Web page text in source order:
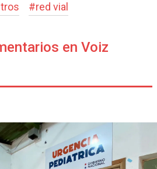
#red vial
en Voiz